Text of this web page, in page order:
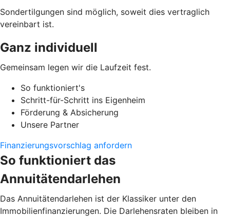
Sondertilgungen sind möglich, soweit dies vertraglich
vereinbart ist.
Ganz individuell
Gemeinsam legen wir die Laufzeit fest.
So funktioniert's
Schritt-für-Schritt ins Eigenheim
Förderung & Absicherung
Unsere Partner
Finanzierungsvorschlag anfordern
So funktioniert das
Annuitätendarlehen
Das Annuitätendarlehen ist der Klassiker unter den
Immobilienfinanzierungen. Die Darlehensraten bleiben in